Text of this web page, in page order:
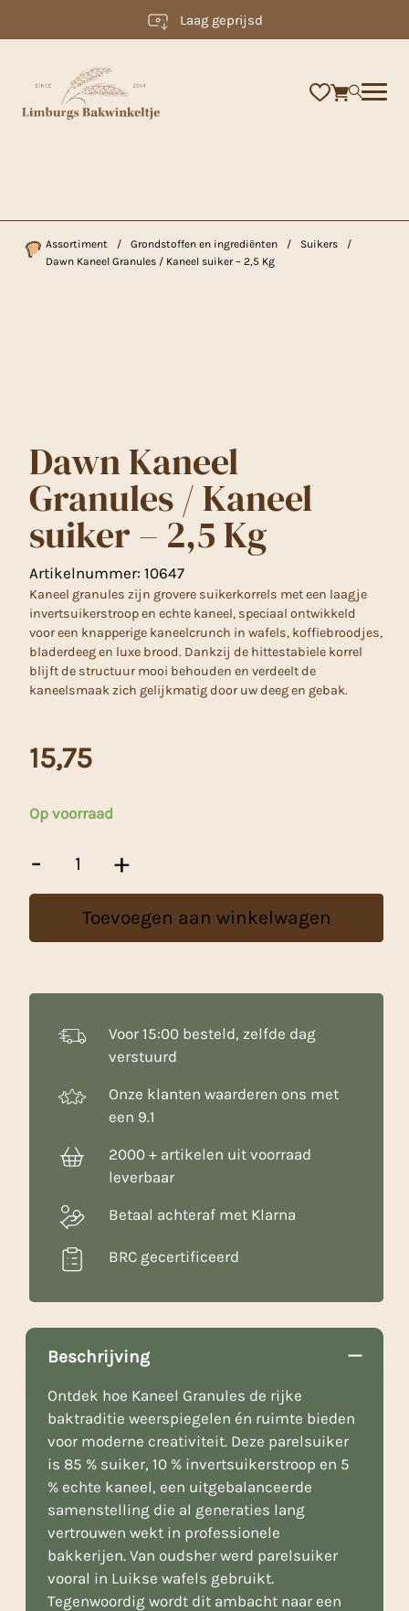
Laag geprijsd
Assortiment / Grondstoffen en ingrediënten / Suikers
/
Dawn Kaneel Granules / Kaneel suiker – 2,5 Kg
Dawn Kaneel
Granules / Kaneel
suiker – 2,5 Kg
Artikelnummer: 10647
Kaneel granules zijn grovere suikerkorrels met een laagje
invertsuikerstroop en echte kaneel, speciaal ontwikkeld
voor een knapperige kaneelcrunch in wafels, koffiebroodjes,
bladerdeeg en luxe brood. Dankzij de hittestabiele korrel
blijft de structuur mooi behouden en verdeelt de
kaneelsmaak zich gelijkmatig door uw deeg en gebak.
15,75
Op voorraad
-
Kaneel
/
suiker
Kg
+
Toevoegen aan winkelwagen
Voor 15:00 besteld, zelfde dag
verstuurd
Onze klanten waarderen ons met
een 9.1
2000 + artikelen uit voorraad
leverbaar
Betaal achteraf met Klarna
BRC gecertificeerd
Beschrijving
Ontdek hoe Kaneel Granules de rijke
baktraditie weerspiegelen én ruimte bieden
voor moderne creativiteit. Deze parelsuiker
is 85 % suiker, 10 % invertsuikerstroop en 5
% echte kaneel, een uitgebalanceerde
samenstelling die al generaties lang
vertrouwen wekt in professionele
bakkerijen. Van oudsher werd parelsuiker
vooral in Luikse wafels gebruikt.
Tegenwoordig wordt dit ambacht naar een